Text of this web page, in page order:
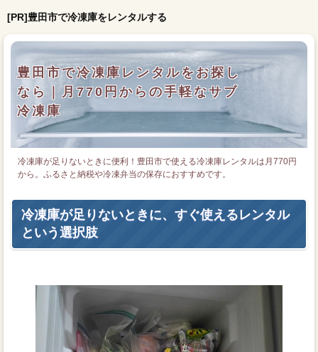
[PR]豊田市で冷凍庫をレンタルする
豊田市で冷凍庫レンタルをお探し
なら｜月770円からの手軽なサブ
冷凍庫
冷凍庫が足りないときに便利！豊田市で使える冷凍庫レンタルは月770円
から。ふるさと納税や冷凍弁当の保存におすすめです。
冷凍庫が足りないときに、すぐ使えるレンタル
という選択肢